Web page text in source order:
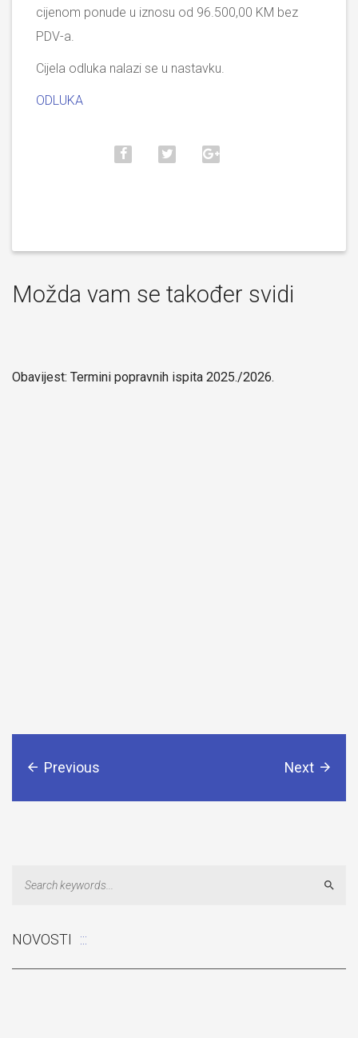
cijenom ponude u iznosu od 96.500,00 KM bez
PDV-a.
Cijela odluka nalazi se u nastavku.
ODLUKA
Možda vam se također svidi
Obavijest: Termini popravnih ispita 2025./2026.
Previous Next
NOVOSTI